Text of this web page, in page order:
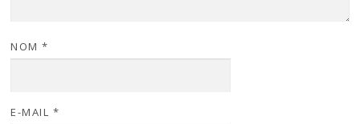
NOM*
E-MAIL *